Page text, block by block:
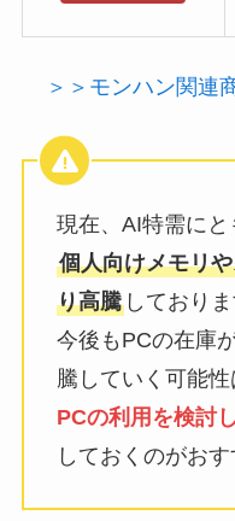
＞＞モンハン関連
現在、AI特需にと
個人向けメモリ
り高騰しておりま
今後もPCの在庫
騰していく可能性
PCの利用を検討
しておくのがおす